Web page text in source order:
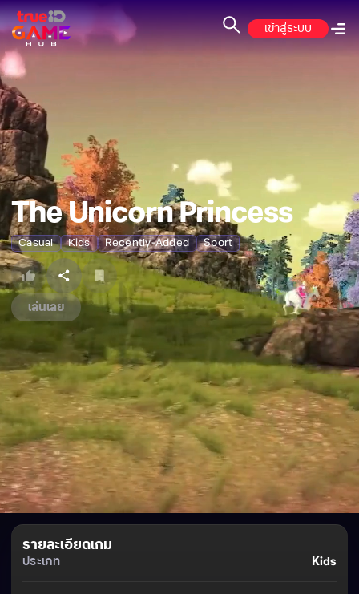
เข้าสู่ระบบ
The Unicorn Princess
Casual Kids Recently-Added Sport
เล่นเลย
รายละเอียดเกม
ประเภท Kids